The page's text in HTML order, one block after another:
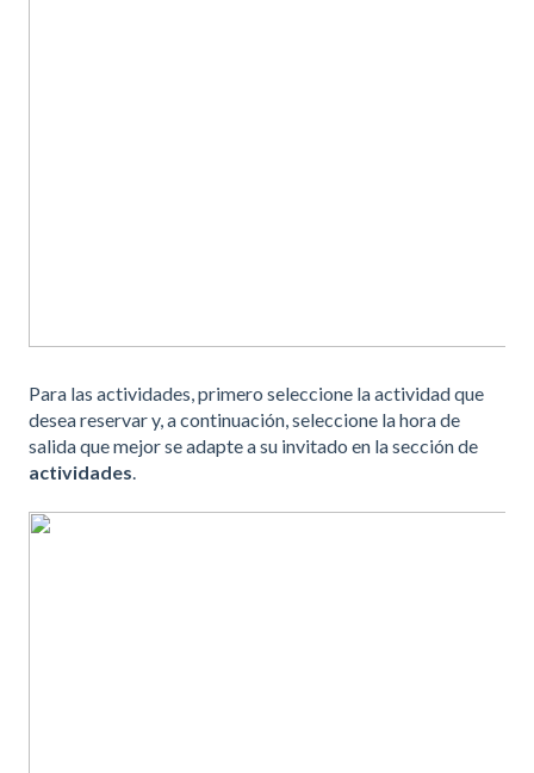
Para las actividades, primero seleccione la actividad que
desea reservar y, a continuación, seleccione la hora de
salida que mejor se adapte a su invitado en la sección de
actividades.